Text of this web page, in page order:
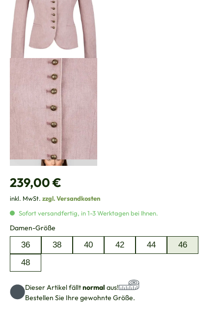
Regulärer Preis:
239,00 €
inkl. MwSt. zzgl. Versandkosten
Sofort versandfertig, in 1-3 Werktagen bei Ihnen.
Damen-Größe
36 38 40 42 44
46
48
Dieser Artikel fälltnormal aus!
Bestellen Sie Ihre gewohnte Größe.